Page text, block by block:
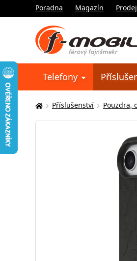
Poradna Magazín
Telefony
Zde
se
Příslušenství Pouzdra,